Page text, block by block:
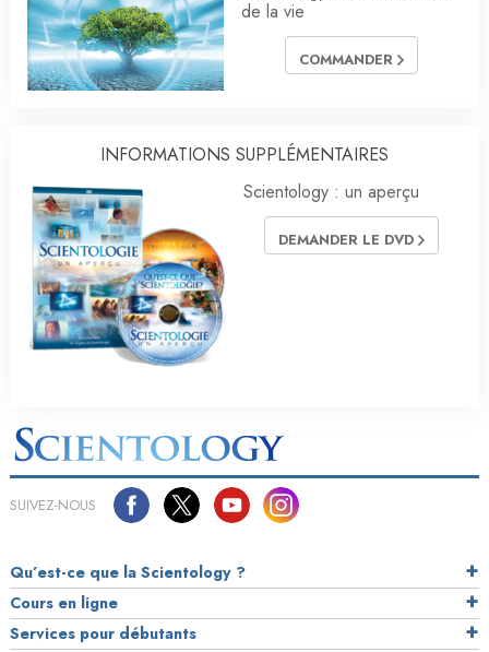
de la vie
COMMANDER
INFORMATIONS SUPPLÉMENTAIRES
Scientology : un aperçu
DEMANDER LE DVD
SUIVEZ-NOUS
Qu’est-ce que la Scientology ?
Cours en ligne
Services pour débutants